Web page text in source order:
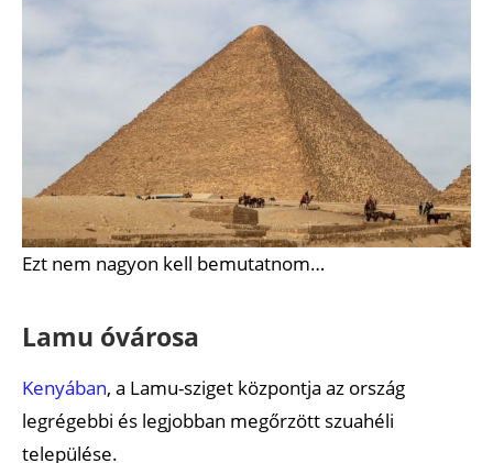
Ezt nem nagyon kell bemutatnom…
Lamu óvárosa
Kenyában, a Lamu-sziget központja az ország
legrégebbi és legjobban megőrzött szuahéli
települése.